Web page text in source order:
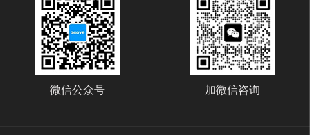
微信公众号 加微信咨询